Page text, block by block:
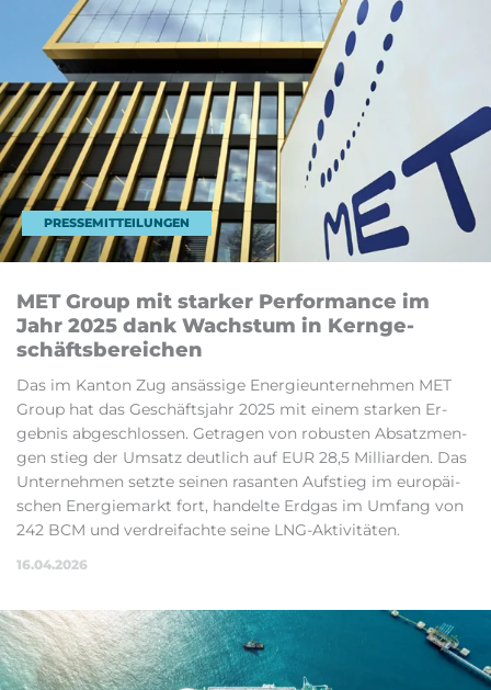
PRESSEMITTEILUNGEN
MET Group mit star­ker Per­for­man­ce im
Jahr 2025 dank Wachs­tum in Kern­ge­
schäfts­be­rei­chen
Das im Kan­ton Zug an­säs­si­ge Ener­gie­un­ter­neh­men MET
Group hat das Ge­schäfts­jahr 2025 mit ei­nem star­ken Er­
geb­nis ab­ge­schlos­sen. Ge­tra­gen von ro­bus­ten Ab­satz­men­
gen stieg der Um­satz deut­lich auf EUR 28,5 Mil­li­ar­den. Das
Un­ter­neh­men setz­te sei­nen ra­san­ten Auf­stieg im eu­ro­pä­i­
schen Ener­gie­markt for­t, han­del­te Erd­gas im Um­fang von
242 BCM und ver­drei­fach­te sei­ne LNG‑Aktivitäten.
16.04.2026